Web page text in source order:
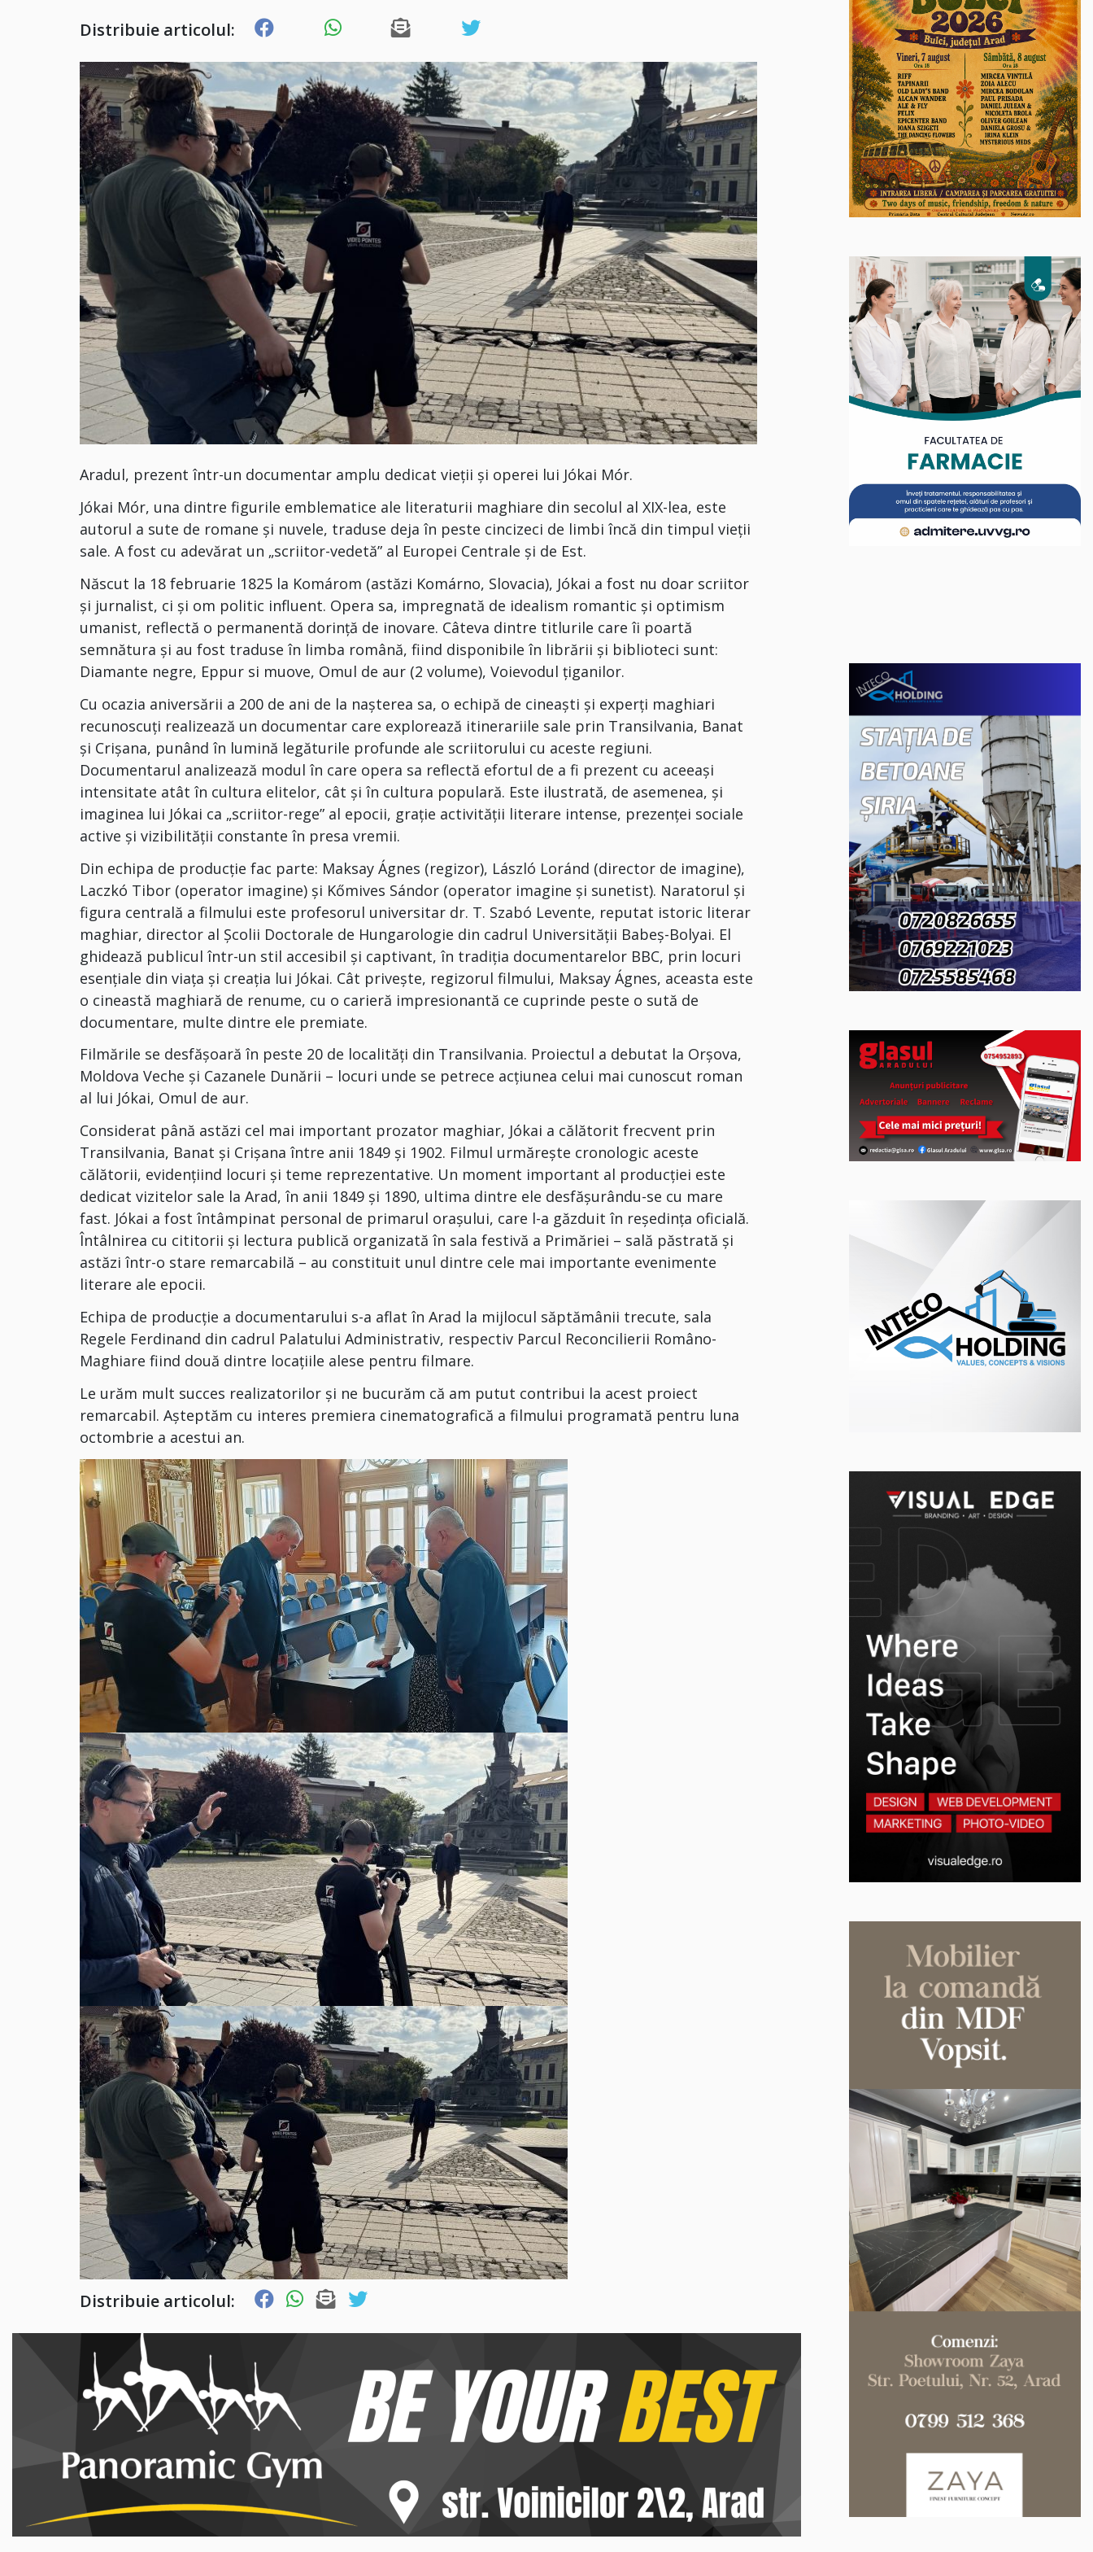
Distribuie articolul:
Aradul, prezent într-un documentar amplu dedicat vieții și operei lui Jókai Mór.
Jókai Mór, una dintre figurile emblematice ale literaturii maghiare din secolul al XIX-lea, este
autorul a sute de romane și nuvele, traduse deja în peste cincizeci de limbi încă din timpul vieții
sale. A fost cu adevărat un „scriitor-vedetă” al Europei Centrale și de Est.
Născut la 18 februarie 1825 la Komárom (astăzi Komárno, Slovacia), Jókai a fost nu doar scriitor
și jurnalist, ci și om politic influent. Opera sa, impregnată de idealism romantic și optimism
umanist, reflectă o permanentă dorință de inovare. Câteva dintre titlurile care îi poartă
semnătura și au fost traduse în limba română, fiind disponibile în librării și biblioteci sunt:
Diamante negre, Eppur si muove, Omul de aur (2 volume), Voievodul țiganilor.
Cu ocazia aniversării a 200 de ani de la nașterea sa, o echipă de cineaști și experți maghiari
recunoscuți realizează un documentar care explorează itinerariile sale prin Transilvania, Banat
și Crișana, punând în lumină legăturile profunde ale scriitorului cu aceste regiuni.
Documentarul analizează modul în care opera sa reflectă efortul de a fi prezent cu aceeași
intensitate atât în cultura elitelor, cât și în cultura populară. Este ilustrată, de asemenea, și
imaginea lui Jókai ca „scriitor-rege” al epocii, grație activității literare intense, prezenței sociale
active și vizibilității constante în presa vremii.
Din echipa de producție fac parte: Maksay Ágnes (regizor), László Loránd (director de imagine),
Laczkó Tibor (operator imagine) și Kőmives Sándor (operator imagine și sunetist). Naratorul și
figura centrală a filmului este profesorul universitar dr. T. Szabó Levente, reputat istoric literar
maghiar, director al Școlii Doctorale de Hungarologie din cadrul Universității Babeș-Bolyai. El
ghidează publicul într-un stil accesibil și captivant, în tradiția documentarelor BBC, prin locuri
esențiale din viața și creația lui Jókai. Cât privește, regizorul filmului, Maksay Ágnes, aceasta este
o cineastă maghiară de renume, cu o carieră impresionantă ce cuprinde peste o sută de
documentare, multe dintre ele premiate.
Filmările se desfășoară în peste 20 de localități din Transilvania. Proiectul a debutat la Orșova,
Moldova Veche și Cazanele Dunării – locuri unde se petrece acțiunea celui mai cunoscut roman
al lui Jókai, Omul de aur.
Considerat până astăzi cel mai important prozator maghiar, Jókai a călătorit frecvent prin
Transilvania, Banat și Crișana între anii 1849 și 1902. Filmul urmărește cronologic aceste
călătorii, evidențiind locuri și teme reprezentative. Un moment important al producției este
dedicat vizitelor sale la Arad, în anii 1849 și 1890, ultima dintre ele desfășurându-se cu mare
fast. Jókai a fost întâmpinat personal de primarul orașului, care l-a găzduit în reședința oficială.
Întâlnirea cu cititorii și lectura publică organizată în sala festivă a Primăriei – sală păstrată și
astăzi într-o stare remarcabilă – au constituit unul dintre cele mai importante evenimente
literare ale epocii.
Echipa de producție a documentarului s-a aflat în Arad la mijlocul săptămânii trecute, sala
Regele Ferdinand din cadrul Palatului Administrativ, respectiv Parcul Reconcilierii Româno-
Maghiare fiind două dintre locațiile alese pentru filmare.
Le urăm mult succes realizatorilor și ne bucurăm că am putut contribui la acest proiect
remarcabil. Așteptăm cu interes premiera cinematografică a filmului programată pentru luna
octombrie a acestui an.
Distribuie articolul: